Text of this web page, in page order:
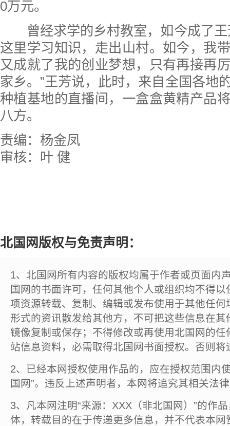
0万元。
曾经求学的乡村教室，如今成了王
这里学习知识，走出山村。如今，我
又成就了我的创业梦想，只有再接再
家乡。”王芳说，此时，来自全国各地
种植基地的直播间，一盒盒黄精产品
八方。
责编：杨金凤
审核：叶 健
北国网版权与免责声明：
1、北国网所有内容的版权均属于作者或页面内
国网的书面许可，任何其他个人或组织均不得
项资源转载、复制、编辑或发布使用于其他任
形式的资讯散发给其他方，不可把这些信息在
镜像复制或保存；不得修改或再使用北国网的
站信息资料，必需取得北国网书面授权。否则将
2、已经本网授权使用作品的，应在授权范围内
国网”。违反上述声明者，本网将追究其相关法
3、凡本网注明“来源：XXX（非北国网）”的作
体，转载目的在于传递更多信息，并不代表本